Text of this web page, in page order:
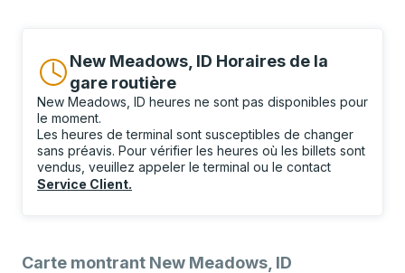
New Meadows, ID Horaires de la
gare routière
New Meadows, ID heures ne sont pas disponibles pour
le moment.
Les heures de terminal sont susceptibles de changer
sans préavis. Pour vérifier les heures où les billets sont
vendus, veuillez appeler le terminal ou le contact
Service Client.
Carte montrant New Meadows, ID